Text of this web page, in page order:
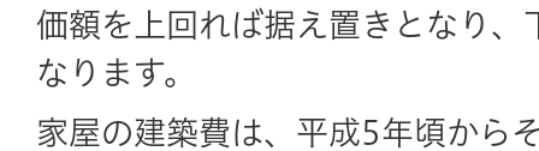
価額を上回れば据え置きとなり、
なります。
家屋の建築費は、平成5年頃から